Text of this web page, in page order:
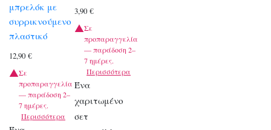
μπρελόκ με
συρρικνούμενο
πλαστικό
12,90 €
Σε
προπαραγγελία
— παράδοση 2–
7 ημέρες.
Περισσότερα
3,90€
Σε
προπαραγγελία
— παράδοση 2–
7 ημέρες.
Περισσότερα
Ένα
χαριτωμένο
σετ